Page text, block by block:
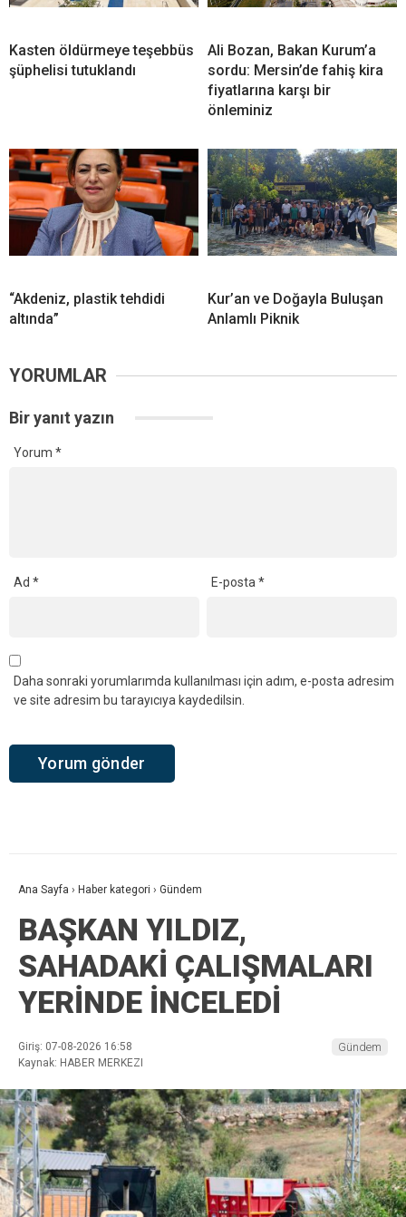
Kasten öldürmeye teşebbüs
şüphelisi tutuklandı
Ali Bozan, Bakan Kurum’a
sordu: Mersin’de fahiş kira
fiyatlarına karşı bir
önleminiz
“Akdeniz, plastik tehdidi
altında”
Kur’an ve Doğayla Buluşan
Anlamlı Piknik
YORUMLAR
Bir yanıt yazın
Yorum *
Ad * E-posta*
Daha sonraki yorumlarımda kullanılması için adım, e-posta adresim
ve site adresim bu tarayıcıya kaydedilsin.
Ana Sayfa › Haber kategori › Gündem
BAŞKAN YILDIZ,
SAHADAKİ ÇALIŞMALARI
YERİNDE İNCELEDİ
Giriş: 07-08-2026 16:58
Kaynak: HABER MERKEZI
Gündem